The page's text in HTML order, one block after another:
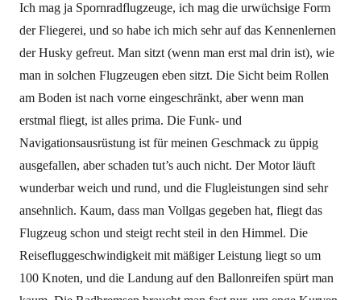
Ich mag ja Spornradflugzeuge, ich mag die urwüchsige Form
der Fliegerei, und so habe ich mich sehr auf das Kennenlernen
der Husky gefreut. Man sitzt (wenn man erst mal drin ist), wie
man in solchen Flugzeugen eben sitzt. Die Sicht beim Rollen
am Boden ist nach vorne eingeschränkt, aber wenn man
erstmal fliegt, ist alles prima. Die Funk- und
Navigationsausrüstung ist für meinen Geschmack zu üppig
ausgefallen, aber schaden tut’s auch nicht. Der Motor läuft
wunderbar weich und rund, und die Flugleistungen sind sehr
ansehnlich. Kaum, dass man Vollgas gegeben hat, fliegt das
Flugzeug schon und steigt recht steil in den Himmel. Die
Reisefluggeschwindigkeit mit mäßiger Leistung liegt so um
100 Knoten, und die Landung auf den Ballonreifen spürt man